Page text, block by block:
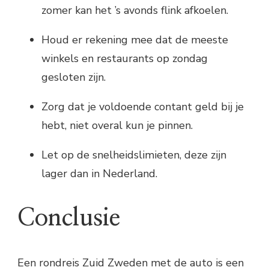
zomer kan het ’s avonds flink afkoelen.
Houd er rekening mee dat de meeste
winkels en restaurants op zondag
gesloten zijn.
Zorg dat je voldoende contant geld bij je
hebt, niet overal kun je pinnen.
Let op de snelheidslimieten, deze zijn
lager dan in Nederland.
Conclusie
Een rondreis Zuid Zweden met de auto is een